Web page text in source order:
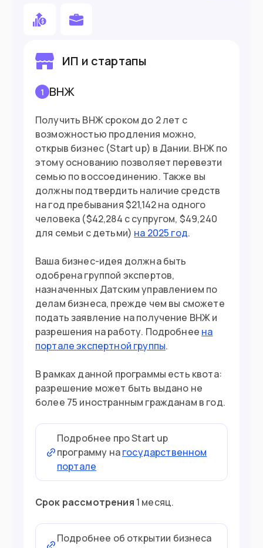
Планируете поступить в вуз
хозяйству
Въезд в страну
Документ Загранпаспорт
Виза Нужна виза
ИП и стартапы
1 ВНЖ
Получить ВНЖ сроком до 2 лет с
возможностью продления можно,
открыв бизнес (Start up) в Дании. ВНЖ по
этому основанию позволяет перевезти
семью по воссоединению. Также вы
должны подтвердить наличие средств
на год пребывания $21,142 на одного
человека ($42,284 с супругом, $49,240
для семьи с детьми) на 2025 год.
Ваша бизнес-идея должна быть
одобрена группой экспертов,
назначенных Датским управлением по
делам бизнеса, прежде чем вы сможете
подать заявление на получение ВНЖ и
разрешения на работу. Подробнее на
портале экспертной группы.
В рамках данной программы есть квота:
разрешение может быть выдано не
более 75 иностранным гражданам в год.
Подробнее про Start up
программу нагосударственном
портале
Срок рассмотрения 1 месяц.
Подробнее об открытии бизнеса